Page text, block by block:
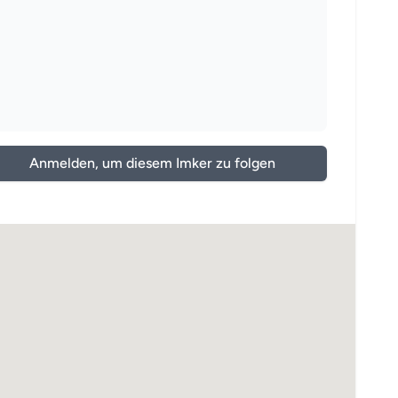
Anmelden, um diesem Imker zu folgen